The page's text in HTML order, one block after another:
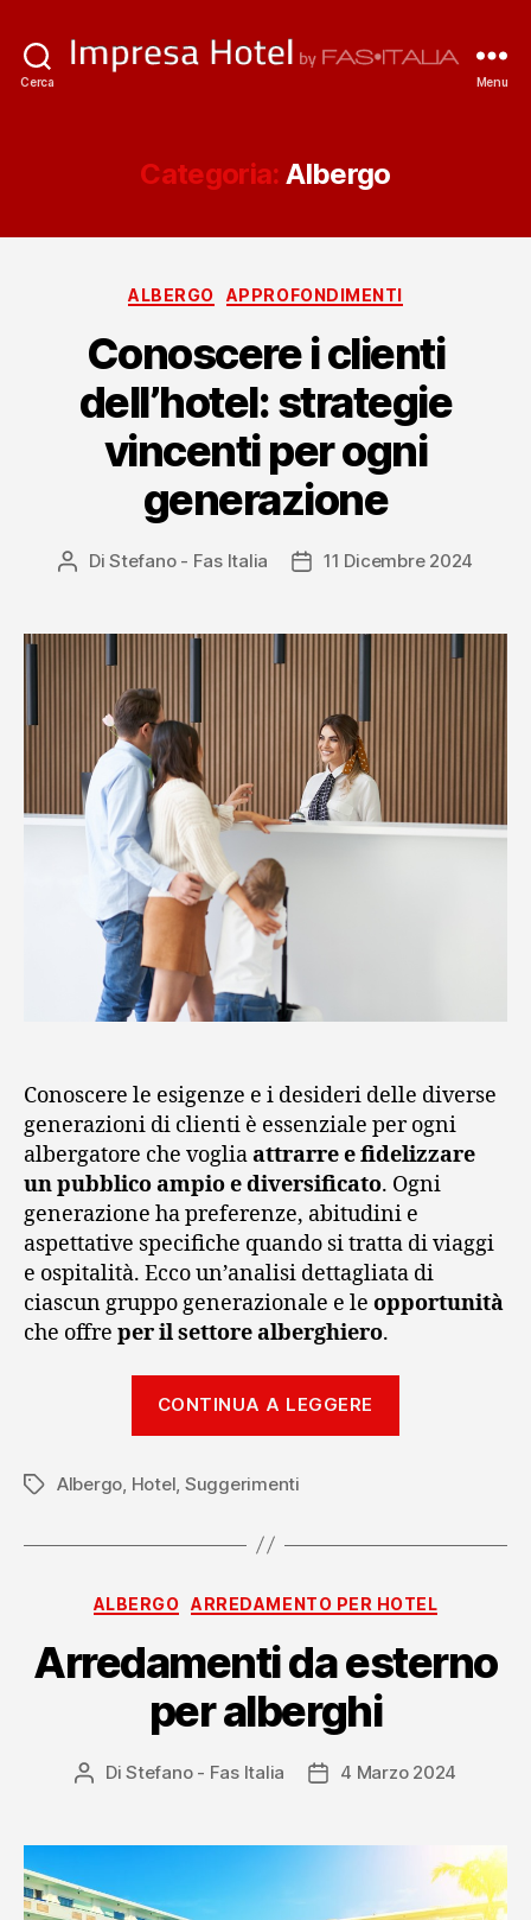
Cerca Menu
Categoria: Albergo
Categorie
ALBERGO APPROFONDIMENTI
Conoscere i clienti
dell’hotel: strategie
vincenti per ogni
generazione
Autore
DiStefano - Fas Italia
Data11 Dicembre 2024
Conoscere le esigenze e i desideri delle diverse
generazioni di clienti è essenziale per ogni
albergatore che vogliaattrarre e fidelizzare
un pubblico ampio e diversificato. Ogni
generazione ha preferenze, abitudini e
aspettative specifiche quando si tratta di viaggi
e ospitalità. Ecco un’analisi dettagliata di
ciascun gruppo generazionale e le opportunità
che offre per il settore alberghiero.
CONTINUA A LEGGERE
vincenti
ogni
Tag Albergo Hotel Suggerimenti
Categorie
ALBERGO ARREDAMENTO PER HOTEL
Arredamenti da esterno
per alberghi
Autore
DiStefano - Fas Italia
Data4 Marzo 2024